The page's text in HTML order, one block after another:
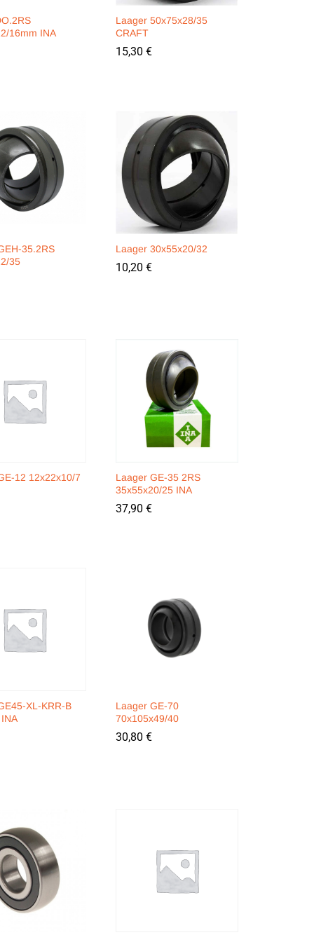
16mm INA
Laager 50x75x28/35
CRAFT
15,30 €
15,30 €
35.2RS
35
Laager 30x55x20/32
10,20 €
10,20 €
12 12x22x10/7
Laager GE-35 2RS
35x55x20/25 INA
37,90 €
37,90 €
XL-KRR-B
Laager GE-70
70x105x49/40
30,80 €
30,80 €